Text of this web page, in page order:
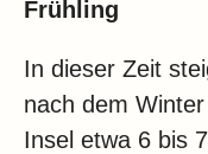
Frühling
In dieser Zeit
nach dem
Insel etwa 6 bis